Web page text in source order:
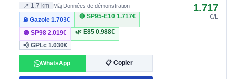
📍 1.7 km Màj Données de démonstration
⛽ Gazole1.703€
🔴 SP95-E10 1.717€
🟣 SP982.019€ 🌿 E85 0.988€
💨 GPLc1.030€
WhatsApp 📋 Copier
1.717
€/L